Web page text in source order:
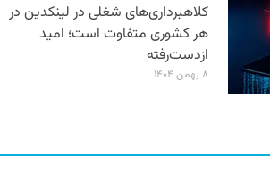
کلاهبرداری‌های شغلی در لینکدین در
هر کشوری متفاوت است؛ امید
ازدست‌رفته
۸ بهمن ۱۴۰۴